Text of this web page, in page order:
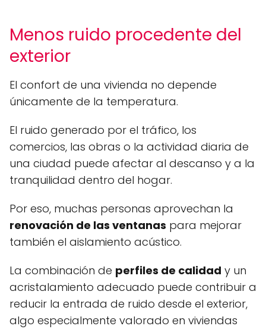
Menos ruido procedente del
exterior
El confort de una vivienda no depende
únicamente de la temperatura.
El ruido generado por el tráfico, los
comercios, las obras o la actividad diaria de
una ciudad puede afectar al descanso y a la
tranquilidad dentro del hogar.
Por eso, muchas personas aprovechan la
renovación de las ventanas para mejorar
también el aislamiento acústico.
La combinación de perfiles de calidad y un
acristalamiento adecuado puede contribuir a
reducir la entrada de ruido desde el exterior,
algo especialmente valorado en viviendas